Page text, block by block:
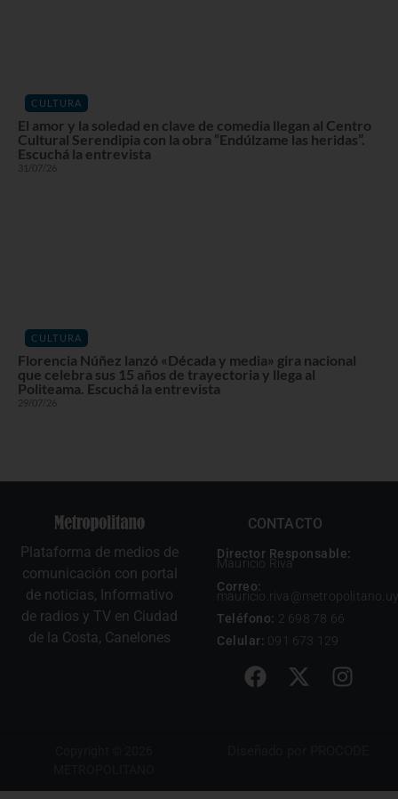
CULTURA
El amor y la soledad en clave de comedia llegan al Centro
Cultural Serendipia con la obra “Endúlzame las heridas”.
Escuchá la entrevista
31/07/26
CULTURA
Florencia Núñez lanzó «Década y media» gira nacional
que celebra sus 15 años de trayectoria y llega al
Politeama. Escuchá la entrevista
29/07/26
Plataforma de medios de
comunicación con portal
de noticias, Informativo
de radios y TV en Ciudad
de la Costa, Canelones
CONTACTO
Director Responsable:
Mauricio Riva
Correo:
mauricio.riva@metropolitano.uy
Teléfono: 2 698 78 66
Celular: 091 673 129